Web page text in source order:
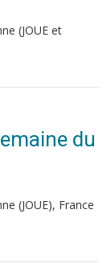
(JOUE et
du
(JOUE), France